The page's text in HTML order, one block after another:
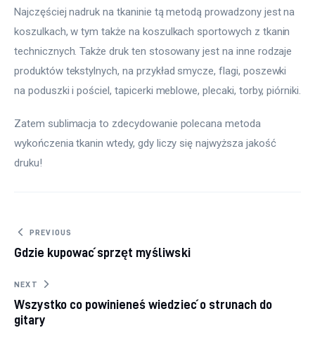
Najczęściej nadruk na tkaninie tą metodą prowadzony jest na
koszulkach, w tym także na koszulkach sportowych z tkanin
technicznych. Także druk ten stosowany jest na inne rodzaje
produktów tekstylnych, na przykład smycze, flagi, poszewki
na poduszki i pościel, tapicerki meblowe, plecaki, torby, piórniki.
Zatem sublimacja to zdecydowanie polecana metoda
wykończenia tkanin wtedy, gdy liczy się najwyższa jakość
druku!
Nawigacja wpisu
PREVIOUS
Gdzie kupować sprzęt myśliwski
NEXT
Wszystko co powinieneś wiedzieć o strunach do
gitary